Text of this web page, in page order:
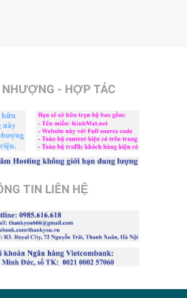
NHƯỢNG - HỢP TÁC
TIN LIÊN HỆ